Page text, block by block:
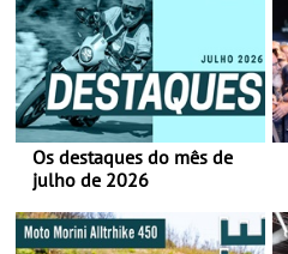
Os destaques do mês de
julho de 2026